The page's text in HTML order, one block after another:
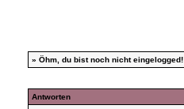
» Öhm, du bist noch nicht eingelogged!
Antworten